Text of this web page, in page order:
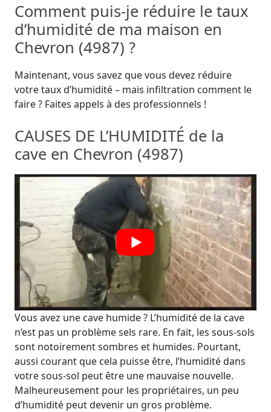
Comment puis-je réduire le taux
d’humidité de ma maison en
Chevron (4987) ?
Maintenant, vous savez que vous devez réduire
votre taux d’humidité – mais infiltration comment le
faire ? Faites appels à des professionnels !
CAUSES DE L’HUMIDITÉ de la
cave en Chevron (4987)
Vous avez une cave humide ? L’humidité de la cave
n’est pas un problème sels rare. En fait, les sous-sols
sont notoirement sombres et humides. Pourtant,
aussi courant que cela puisse être, l’humidité dans
votre sous-sol peut être une mauvaise nouvelle.
Malheureusement pour les propriétaires, un peu
d’humidité peut devenir un gros problème.